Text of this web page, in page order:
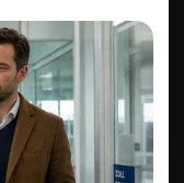
LATTA
PEZZI MONETA